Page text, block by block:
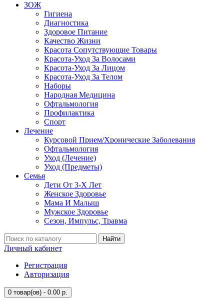
ЗОЖ
Гигиена
Диагностика
Здоровое Питание
Качество Жизни
Красота Сопутствующие Товары
Красота-Уход За Волосами
Красота-Уход За Лицом
Красота-Уход За Телом
Наборы
Народная Медицина
Офтальмология
Профилактика
Спорт
Лечение
Курсовой Прием/Хронические Заболевания
Офтальмология
Уход (Лечение)
Уход (Предметы)
Семья
Дети От 3-Х Лет
Женское Здоровье
Мама И Малыш
Мужское Здоровье
Сезон, Импульс, Травма
Найти
Личный кабинет
Регистрация
Авторизация
0 товар(ов) - 0.00 р.